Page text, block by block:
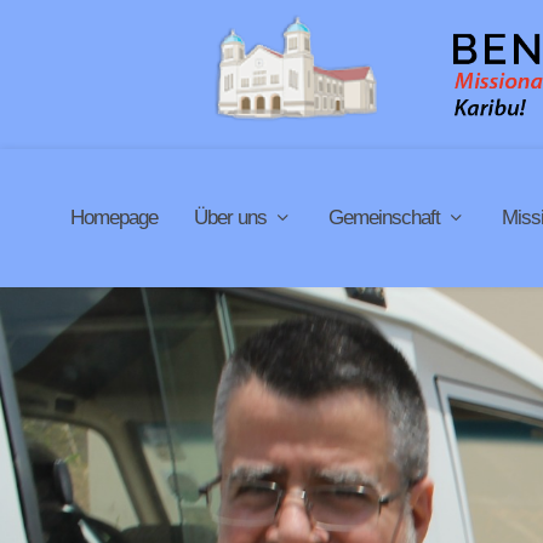
Homepage Über uns Gemeinschaft